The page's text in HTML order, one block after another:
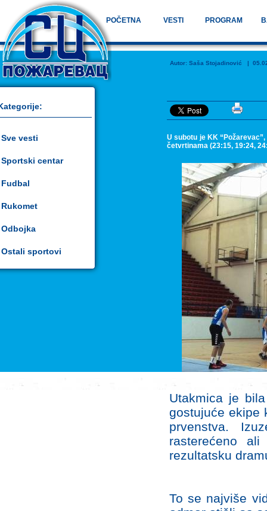
POČETNA VESTI PROGRAM
Sve vesti
Sportski centar
Fudbal
Rukomet
Odbojka
Ostali sportovi
Autor: Saša Stojadinović |
U subotu je KK
četvrtinama (23:15, 19:24,
Utakmica je
gostujuće ekipe
prvenstva.
rasterećeno
rezultatsku
To se najviše